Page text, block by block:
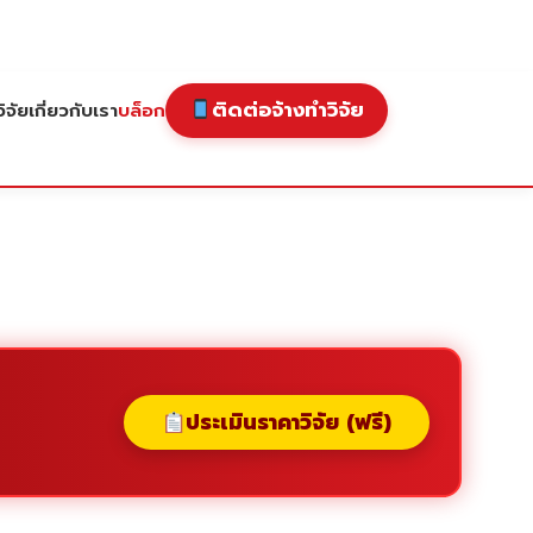
จัยเกี่ยวกับเราบล็อก ติดต่อจ้างทำวิจัย
ประเมินราคาวิจัย (ฟรี)